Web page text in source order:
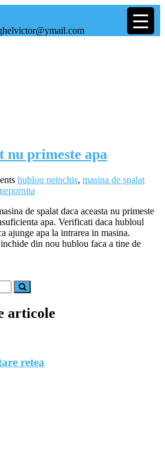
nu primeste apa
hublou neinchis, masina de spalat
de spalat daca aceasta nu primeste
apa. Verificati daca hubloul
ajunge apa la intrarea in masina.
din nou hublou faca a tine de
articole
retea